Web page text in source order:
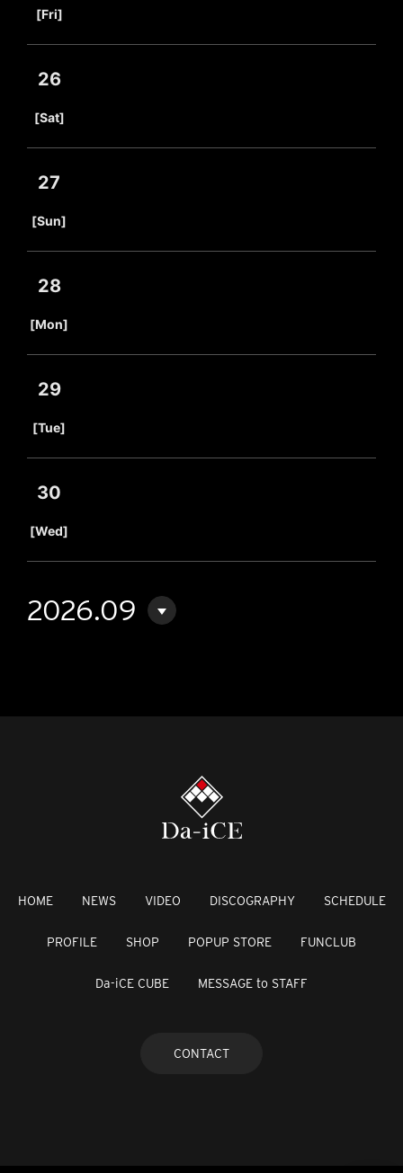
[Fri]
26
[Sat]
27
[Sun]
28
[Mon]
29
[Tue]
30
[Wed]
2026.09
HOME NEWS VIDEO DISCOGRAPHY SCHEDULE
PROFILE SHOP POPUP STORE FUNCLUB
Da-iCE CUBE MESSAGE to STAFF
CONTACT